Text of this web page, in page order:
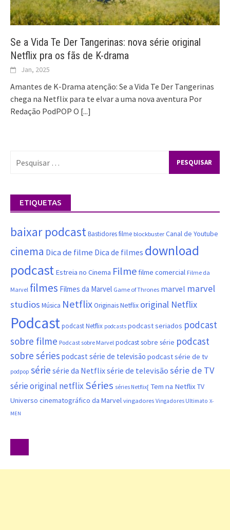
Se a Vida Te Der Tangerinas: nova série original
Netflix pra os fãs de K-drama
Jan, 2025
Amantes de K-Drama atenção: Se a Vida Te Der Tangerinas
chega na Netflix para te elvar a uma nova aventura Por
Redação PodPOP O [...]
ETIQUETAS
baixar podcastBastidores filme blockbuster Canal de Youtube
cinema Dica de filme Dica de filmes download
podcast Estreia no Cinema Filmefilme comercial Filme da
Marvel filmes Filmes da Marvel Game of Thrones marvel marvel
studios Música NetflixOriginais Netflix original Netflix
Podcastpodcast Netflix podcasts podcast seriados podcast
sobre filme Podcast sobre Marvel podcast sobre série podcast
sobre séries podcast série de televisão podcast série de tv
podpop série série da Netflixsérie de televisão série de TV
série original netflix Séries séries Netflix[ Tem na Netflix TV
Universo cinematográfico da Marvel vingadores Vingadores Ultimato X-
MEN